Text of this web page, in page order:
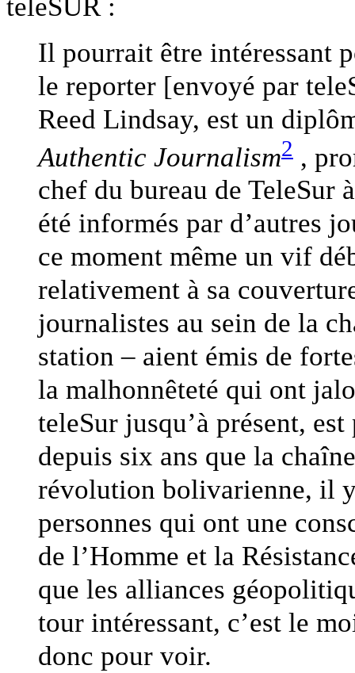
Il pourrait être intéressant
le reporter [envoyé par
Reed Lindsay, est un
Authentic Journalism2 ,
chef du bureau de TeleSur
été informés par d’autres
ce moment même un vif
relativement à sa
journalistes au sein de la
station – aient émis de
la malhonnêteté qui ont
teleSur jusqu’à présent,
depuis six ans que la
révolution bolivarienne, il
personnes qui ont une
de l’Homme et la
que les alliances
tour intéressant, c’est le
donc pour voir.